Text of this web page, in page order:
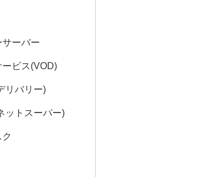
サーバー
ビス(VOD)
リバリー)
ットスーパー)